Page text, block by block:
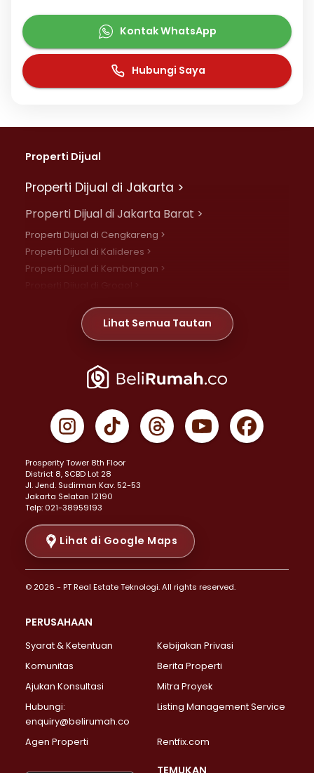
Kontak WhatsApp
Hubungi Saya
Properti Dijual
Properti Dijual di Jakarta >
Properti Dijual di Jakarta Barat >
Properti Dijual di Cengkareng >
Properti Dijual di Kalideres >
Properti Dijual di Kembangan >
Properti Dijual di Meruya >
Properti Dijual di Jelambar >
Properti Dijual di Jakarta Pusat >
Properti Dijual di Gambir >
Properti Dijual di Johar Baru >
Properti Dijual di Menteng >
Properti Dijual di Senen >
Properti Dijual di Tanah Abang >
Properti Dijual di Cikini >
Properti Dijual di Kramat >
Properti Dijual di Pasar Baru >
Properti Dijual di Bendungan Hilir >
Properti Dijual di Jakarta Selatan >
Properti Dijual di Lebak Bulus >
Properti Dijual di Gandaria Selatan >
Properti Dijual di Pondok Labu >
Properti Dijual di Lenteng Agung >
Properti Dijual di Senayan >
Properti Dijual di Pondok Pinang >
Properti Dijual di Kebayoran Lama >
Lihat Semua Tautan
Prosperity Tower 8th Floor
District 8, SCBD Lot 28
JI. Jend. Sudirman Kav. 52-53
Jakarta Selatan 12190
Telp: 021-38959193
Lihat di Google Maps
© 2026 - PT Real Estate Teknologi. All rights reserved.
PERUSAHAAN
Syarat & Ketentuan
Kebijakan Privasi
Komunitas
Berita Properti
Ajukan Konsultasi
Mitra Proyek
Hubungi:
enquiry@belirumah.co
Listing Management Service
Agen Properti Rentfix.com
TEMUKAN